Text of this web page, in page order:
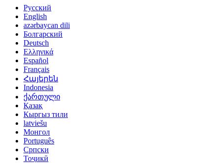
Русский
English
azərbaycan dili
Болгарский
Deutsch
Ελληνικά
Español
Français
Հայերեն
Indonesia
ქართული
Қазақ
Кыргыз тили
latviešu
Монгол
Português
Српски
Тоҷикӣ